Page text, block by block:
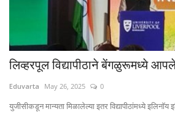
लिव्हरपूल विद्यापीठाने बेंगळुरूमध्ये
Eduvarta May 26, 2025 0
युजीसीकडून मान्यता मिळालेल्या इतर विद्यापीठांमध्ये